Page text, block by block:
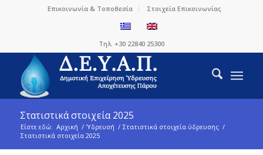
Επικοινωνία & Τοποθεσία Στοιχεία Επικοινωνίας
Τηλ. +30 22840 25300
Στατιστικά στοιχεία 2025
Είστε εδώ: Αρχική / Ύδρευσή / Στατιστικά στοιχεία ύδρευσης /
Στατιστικά στοιχεία 2025